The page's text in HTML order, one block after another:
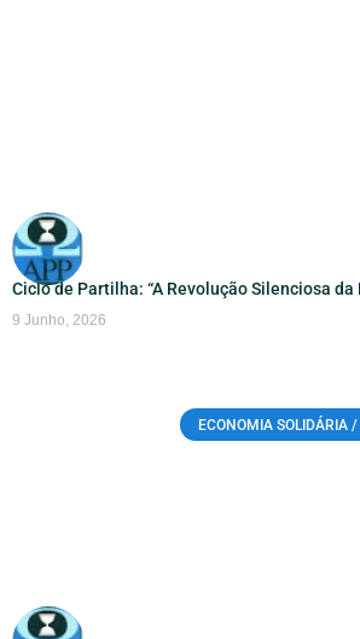
Ciclo de Partilha: “A Revolução Silenciosa da
9 Junho, 2026
ECONOMIA SOLIDÁRIA